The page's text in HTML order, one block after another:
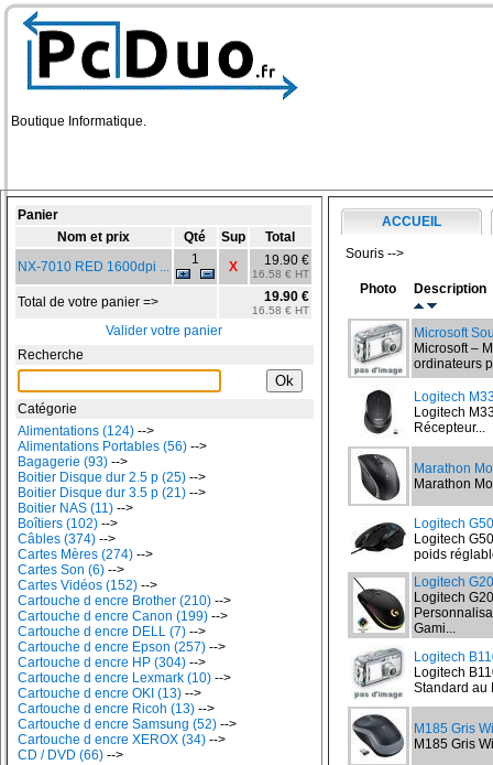
Boutique Informatique.
Panier
Nom et prix
Qté Sup
Total
NX-7010 RED 1600dpi ...
1 X 19.90 €
16.58 € HT
Total de votre panier => 19.90 €
16.58 € HT
Valider votre panier
Recherche
Catégorie
Alimentations (124) -->
Alimentations Portables (56) -->
Bagagerie (93) -->
Boitier Disque dur 2.5 p (25) -->
Boitier Disque dur 3.5 p (21) -->
Boitier NAS (11) -->
Boîtiers (102) -->
Câbles (374) -->
Cartes Mères (274) -->
Cartes Son (6) -->
Cartes Vidéos (152) -->
Cartouche d encre Brother (210) -->
Cartouche d encre Canon (199) -->
Cartouche d encre DELL (7) -->
Cartouche d encre Epson (257) -->
Cartouche d encre HP (304) -->
Cartouche d encre Lexmark (10) -->
Cartouche d encre OKI (13) -->
Cartouche d encre Ricoh (13) -->
Cartouche d encre Samsung (52) -->
Cartouche d encre XEROX (34) -->
CD / DVD (66) -->
ACCUEIL
Souris -->
Photo Description
Microsoft
Microsoft –
ordinateurs
Logitech
Logitech
Récepteur...
Marathon
Marathon
Logitech
Logitech
poids
Logitech
Logitech
Gami...
Logitech
Logitech
Standard au
M185 Gris
M185 Gris